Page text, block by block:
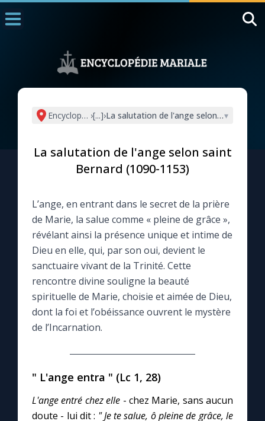
L'actualité de la semaine
La newsletter
La vidéo de la semaine
Le compte Tiktok
Le magazine
Questions-réponses
Encyclopédie mariale
›[...]›La salutation de l'ange selon saint
▾
La salutation de l'ange selon saint
Bernard (1090-1153)
L’ange, en entrant dans le secret de la prière
de Marie, la salue comme « pleine de grâce »,
révélant ainsi la présence unique et intime de
Dieu en elle, qui, par son oui, devient le
sanctuaire vivant de la Trinité. Cette
rencontre divine souligne la beauté
spirituelle de Marie, choisie et aimée de Dieu,
dont la foi et l’obéissance ouvrent le mystère
de l’Incarnation.
" L'ange entra " (Lc 1, 28)
L'ange entré chez elle - chez Marie, sans aucun
doute - lui dit : " Je te salue, ô pleine de grâce, le